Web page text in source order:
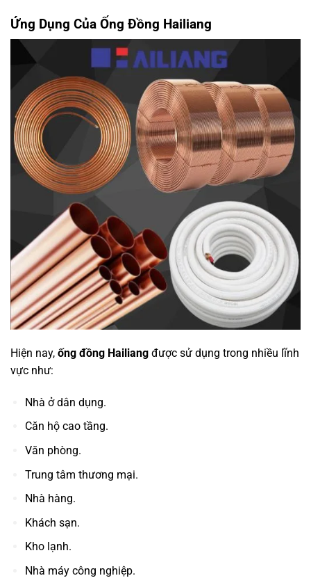
Ứng Dụng Của Ống Đồng Hailiang
Hiện nay, ống đồng Hailiang được sử dụng trong nhiều lĩnh
vực như:
Nhà ở dân dụng.
Căn hộ cao tầng.
Văn phòng.
Trung tâm thương mại.
Nhà hàng.
Khách sạn.
Kho lạnh.
Nhà máy công nghiệp.